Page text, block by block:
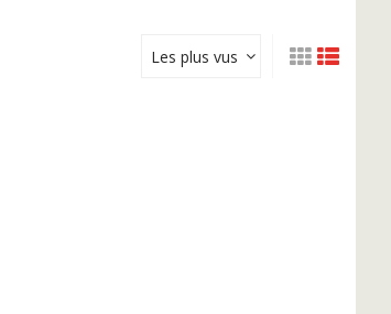
Les plus vus